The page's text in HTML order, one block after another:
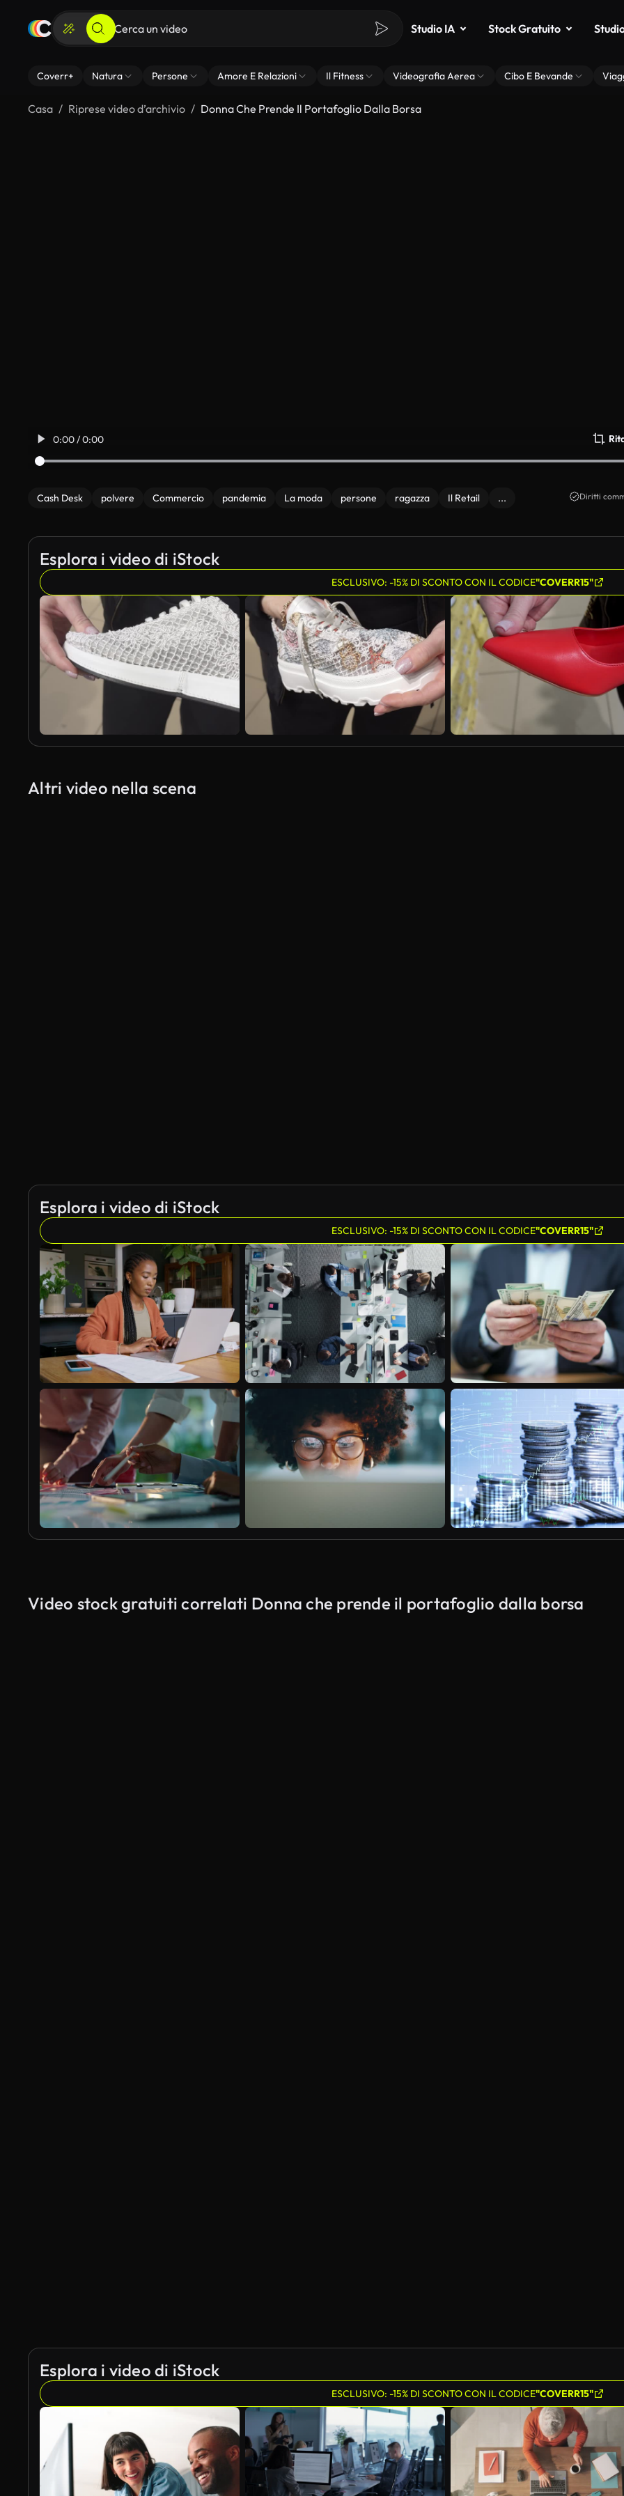
Studio IA Stock Gratuito
Coverr+ Natura Persone Amore E Relazioni Il Fitness Videografia Aerea Cibo E Bevande
Casa Riprese video d’archivio Donna Che Prende Il Portafoglio Dalla Borsa
0:00 / 0:00
Cash Desk polvere Commercio pandemia La moda persone ragazza Il Retail ... Diritti
Esplora i video di iStock
ESCLUSIVO: -15% DI SCONTO CON IL CODICE"COVERR15"
Altri video nella scena
Esplora i video di iStock
ESCLUSIVO: -15% DI SCONTO CON IL CODICE"COVERR15"
Video stock gratuiti correlati Donna che prende il portafoglio dalla borsa
Esplora i video di iStock
ESCLUSIVO: -15% DI SCONTO CON IL CODICE"COVERR15"